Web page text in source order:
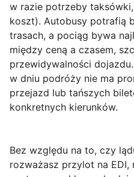
w razie potrzeby
koszt). Autobusy potrafią
trasach, a pociąg bywa
między ceną a czasem,
przewidywalności
w dniu podróży nie ma
przejazd lub tańszych
konkretnych kierunków.
Bez względu na to, czy
rozważasz przylot na EDI,